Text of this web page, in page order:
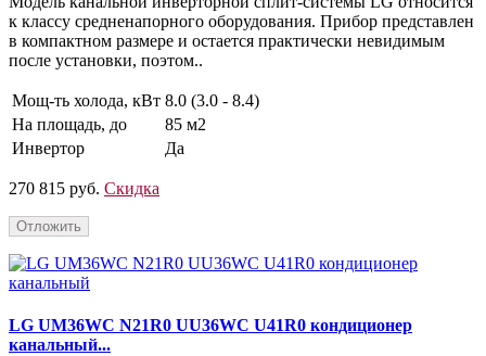
к классу средненапорного оборудования. Прибор представлен
в компактном размере и остается практически невидимым
после установки, поэтом..
Мощ-ть холода, кВт 8.0 (3.0 - 8.4)
На площадь, до
85 м2
Инвертор
Да
270 815 руб. Скидка
Отложить
LG UM36WC N21R0 UU36WC U41R0 кондиционер
канальный...